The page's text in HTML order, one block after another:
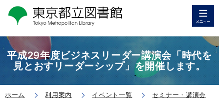
平成29年度ビジネスリーダー講演会「時代を
見とおすリーダーシップ」を開催します。
ホーム 利用案内 イベント一覧
セミナー・講演会